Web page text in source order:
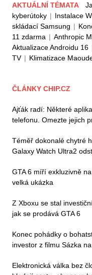
AKTUÁLNÍ TÉMATA
kyberútoky | Instalace
skládací Samsung |
11 zdarma | Anthropic
Aktualizace Androidu 16
TV | Klimatizace
ČLÁNKY CHIP.CZ
Ajťák radí: Některé
telefonu. Omezte jejich
Téměř dokonalé chytré
Galaxy Watch Ultra2
GTA 6 míří exkluzivně
velká ukázka
Z Xboxu se stal
jak se prodává GTA 6
Konec pohádky o
investor z filmu Sázka
Elektronická válka bez